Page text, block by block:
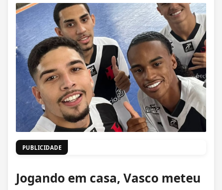
PUBLICIDADE
Jogando em casa, Vasco meteu